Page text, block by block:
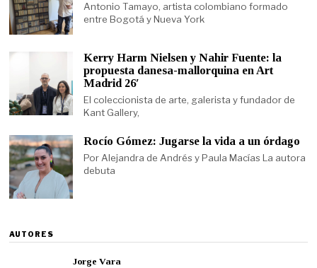
Antonio Tamayo, artista colombiano formado
entre Bogotá y Nueva York
Kerry Harm Nielsen y Nahir Fuente: la
propuesta danesa-mallorquina en Art
Madrid 26′
El coleccionista de arte, galerista y fundador de
Kant Gallery,
Rocío Gómez: Jugarse la vida a un órdago
Por Alejandra de Andrés y Paula Macías La autora
debuta
AUTORES
Jorge Vara